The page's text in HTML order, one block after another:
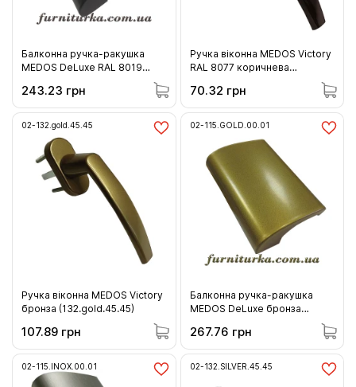
Балконна ручка-ракушка
MEDOS DeLuxe RAL 8019
243.23 грн
Ручка віконна MEDOS Victory
RAL 8077 коричнева
70.32 грн
02-132.gold.45.45
Ручка віконна MEDOS Victory
бронза (132.gold.45.45)
107.89 грн
02-115.GOLD.00.01
Балконна ручка-ракушка
MEDOS DeLuxe бронза
267.76 грн
02-115.INOX.00.01 02-132.SILVER.45.45